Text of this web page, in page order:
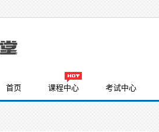
首页 课程中心 考试中心